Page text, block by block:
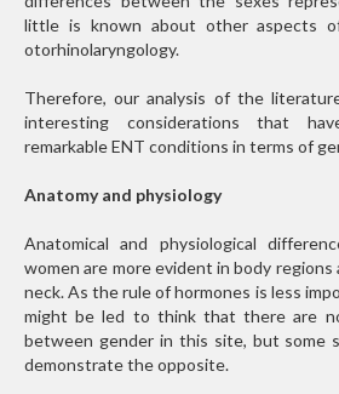
little is known about other aspects
otorhinolaryngology.
Therefore, our analysis of the
interesting considerations that
remarkable ENT conditions in terms of
Anatomy and physiology
Anatomical and physiological
women are more evident in body regions
neck. As the rule of hormones is less
might be led to think that there are
between gender in this site, but some
demonstrate the opposite.